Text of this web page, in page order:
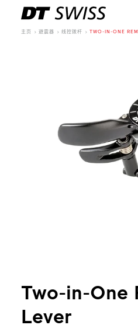
主页 避震器 线控拨杆 TWO-IN-ONE
Two-in-One
Lever